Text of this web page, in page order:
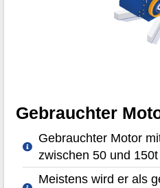
Gebrauchter
Gebrauchter Motor
zwischen 50 und
Meistens wird er als